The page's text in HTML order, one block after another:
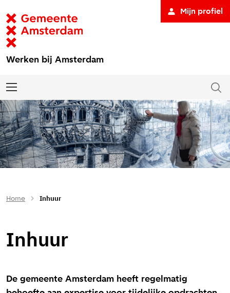
Werken bij Amsterdam
Mijn profiel
Home Inhuur
Inhuur
De gemeente Amsterdam heeft regelmatig